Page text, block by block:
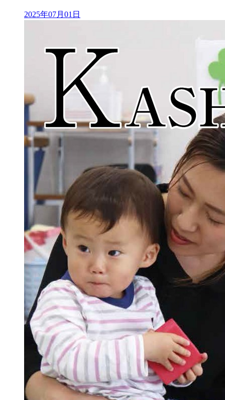
2025年07月01日